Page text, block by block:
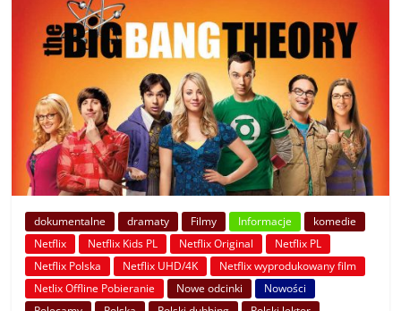
dokumentalne dramaty Filmy Informacje
komedie
Netflix
Netflix Kids PL Netflix Original
Netflix PL
Netflix Polska
Netflix UHD/4K
Netflix wyprodukowany film
Netlix Offline Pobieranie
Nowe odcinki
Nowości